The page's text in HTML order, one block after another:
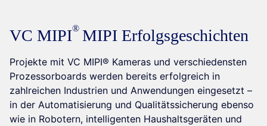
VC MIPI MIPI Erfolgsgeschichten
Projekte mit VC MIPI® Kameras und verschiedensten
Prozessorboards werden bereits erfolgreich in
zahlreichen Industrien und Anwendungen eingesetzt –
in der Automatisierung und Qualitätssicherung ebenso
wie in Robotern, intelligenten Haushaltsgeräten und